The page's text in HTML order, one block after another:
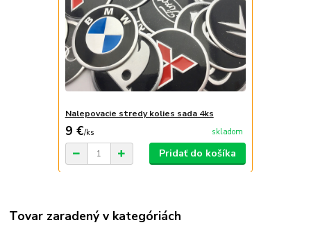
Nalepovacie stredy kolies sada 4ks
9 €/ks skladom
Pridať do košíka
Tovar zaradený v kategóriách